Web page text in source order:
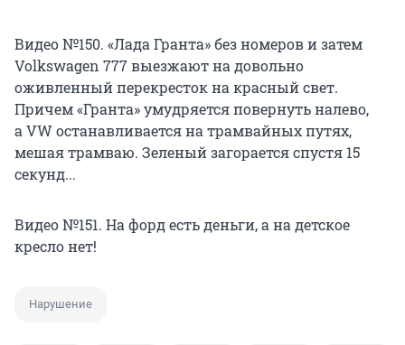
Видео №150. «Лада Гранта» без номеров и затем
Volkswagen 777 выезжают на довольно
оживленный перекресток на красный свет.
Причем «Гранта» умудряется повернуть налево,
а VW останавливается на трамвайных путях,
мешая трамваю. Зеленый загорается спустя 15
секунд...
Видео №151. На форд есть деньги, а на детское
кресло нет!
Нарушение